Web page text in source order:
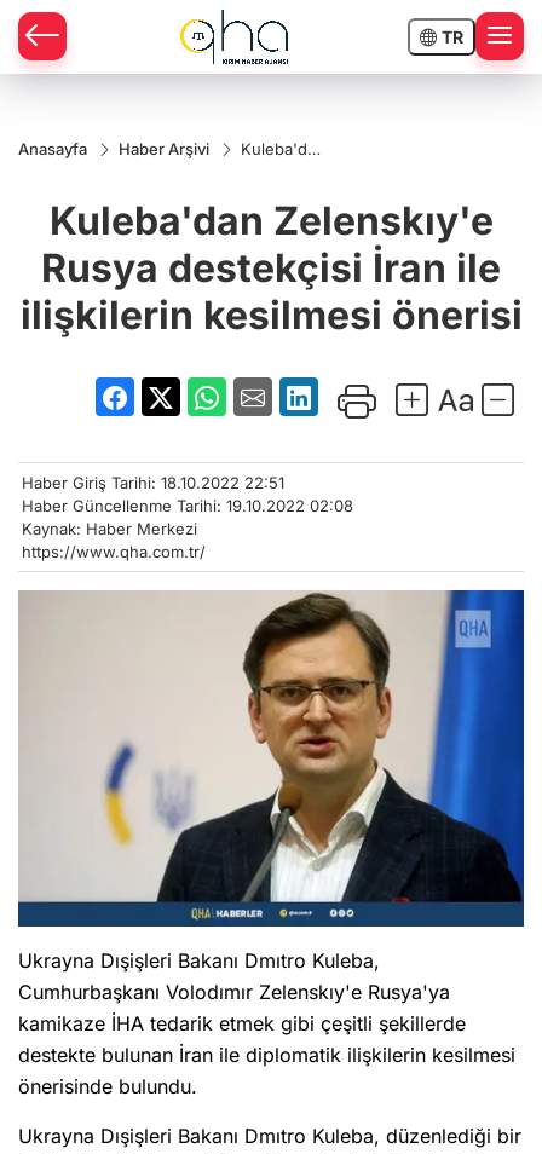
TR
Anasayfa Haber Arşivi
Kuleba'dan
destekçisi
İran ile
kesilmesi
önerisi
Kuleba'dan Zelenskıy'e
Rusya destekçisi İran ile
ilişkilerin kesilmesi önerisi
Haber Giriş Tarihi: 18.10.2022 22:51
Haber Güncellenme Tarihi: 19.10.2022 02:08
Kaynak: Haber Merkezi
https://www.qha.com.tr/
Ukrayna Dışişleri Bakanı Dmıtro Kuleba,
Cumhurbaşkanı Volodımır Zelenskıy'e Rusya'ya
kamikaze İHA tedarik etmek gibi çeşitli şekillerde
destekte bulunan İran ile diplomatik ilişkilerin kesilmesi
önerisinde bulundu.
Ukrayna Dışişleri Bakanı Dmıtro Kuleba, düzenlediği bir